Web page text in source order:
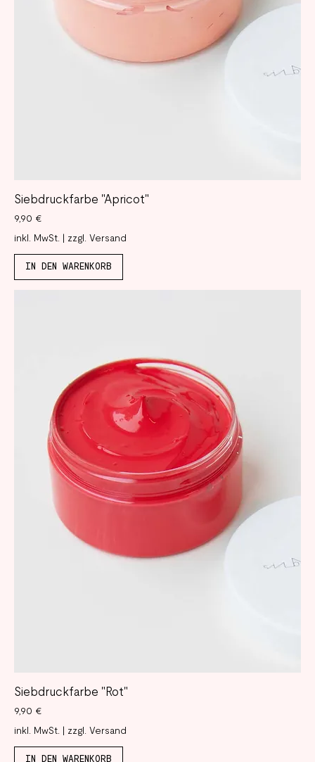
Siebdruckfarbe "Apricot"
Preis
9,90 €
inkl. MwSt. zzgl. Versand
IN DEN WARENKORB
Siebdruckfarbe "Rot"
Preis
9,90 €
inkl. MwSt. zzgl. Versand
IN DEN WARENKORB